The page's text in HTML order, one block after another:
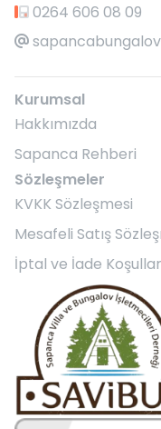
0264 606 08 09
Kurumsal
Hakkımızda
Sapanca Rehberi
Sözleşmeler
KVKK Sözleşmesi
Mesafeli Satış
İptal ve İade